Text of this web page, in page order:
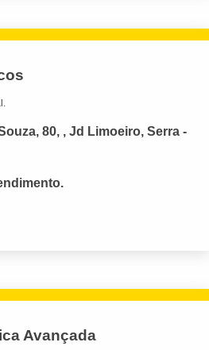
80, , Jd Limoeiro, Serra -
Avançada